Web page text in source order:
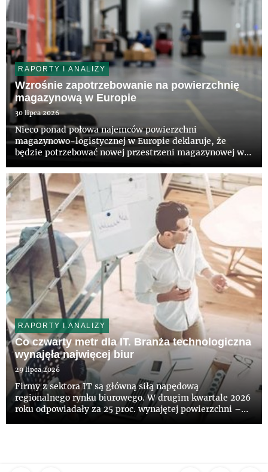
RAPORTY I ANALIZY
Wzrośnie zapotrzebowanie na powierzchnię
magazynową w Europie
30 lipca 2026
Nieco ponad połowa najemców powierzchni
magazynowo-logistycznej w Europie deklaruje, że
będzie potrzebować nowej przestrzeni magazynowej w
„European Logistics Occupier Survey 2026”,
przygotowanego przez CBRE i firmę A...
RAPORTY I ANALIZY
Co czwarty metr dla IT. Branża technologiczna
wynajęła najwięcej biur
29 lipca 2026
Firmy z sektora IT są główną siłą napędową
regionalnego rynku biurowego. W drugim kwartale 2026
roku odpowiadały za 25 proc. wynajętej powierzchni –